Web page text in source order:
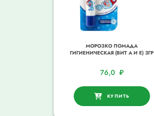
МОРОЗКО ПОМАДА
ГИГИЕНИЧЕСКАЯ (ВИТ А И Е) 3ГР
76,0 ₽
КУПИТЬ